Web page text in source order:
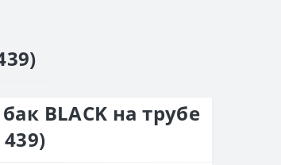
BLACK на трубе